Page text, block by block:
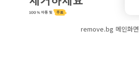
remove.bg 메인화면